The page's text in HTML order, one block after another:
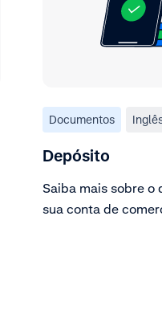
Documentos
Depósito
Saiba mais sobre o
sua conta de